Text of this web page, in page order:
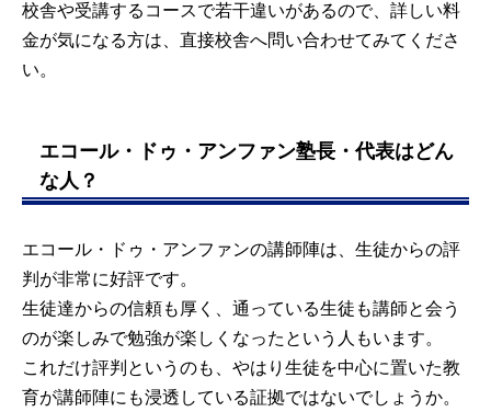
校舎や受講するコースで若干違いがあるので、詳しい料
金が気になる方は、直接校舎へ問い合わせてみてくださ
い。
エコール・ドゥ・アンファン塾長・代表はどん
な人？
エコール・ドゥ・アンファンの講師陣は、生徒からの評
判が非常に好評です。
生徒達からの信頼も厚く、通っている生徒も講師と会う
のが楽しみで勉強が楽しくなったという人もいます。
これだけ評判というのも、やはり生徒を中心に置いた教
育が講師陣にも浸透している証拠ではないでしょうか。